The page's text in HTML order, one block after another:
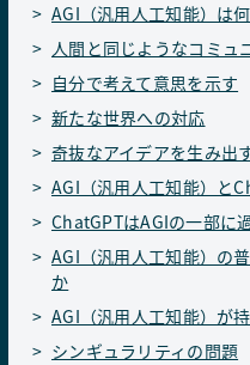
AGI（汎用人工知能）は
人間と同じようなコミュ
自分で考えて意思を示す
新たな世界への対応
奇抜なアイデアを生み出
AGI（汎用人工知能）と
ChatGPTはAGIの一部に
AGI（汎用人工知能）の
か
AGI（汎用人工知能）が
シンギュラリティの問題